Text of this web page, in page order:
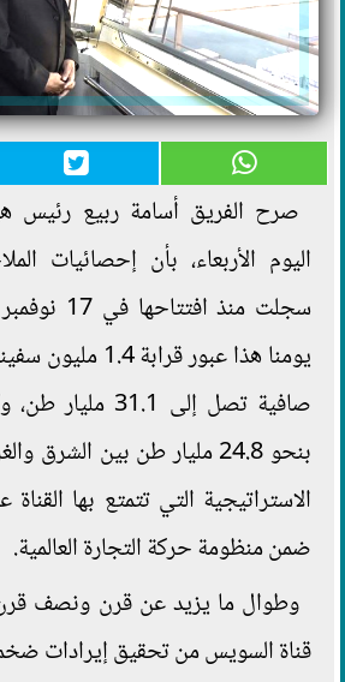
صرح الفريق أسامة ربيع رئيس
اليوم الأربعاء، بأن إحصائيات
يومنا هذا عبور
صافية تصل إلى
بنحو 24.8 مليار طن بين
ضمن منظومة حركة التجارة العالمية.
وطوال ما يزيد عن قرن ونصف